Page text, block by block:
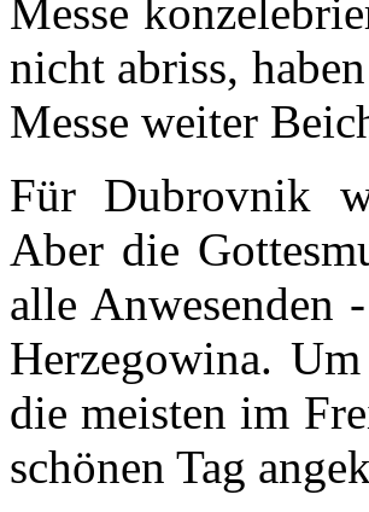
Messe
nicht abriss,
Messe weiter
Für Dubrovnik
Aber die
alle Anwesenden
Herzegowina.
die meisten im
schönen Tag